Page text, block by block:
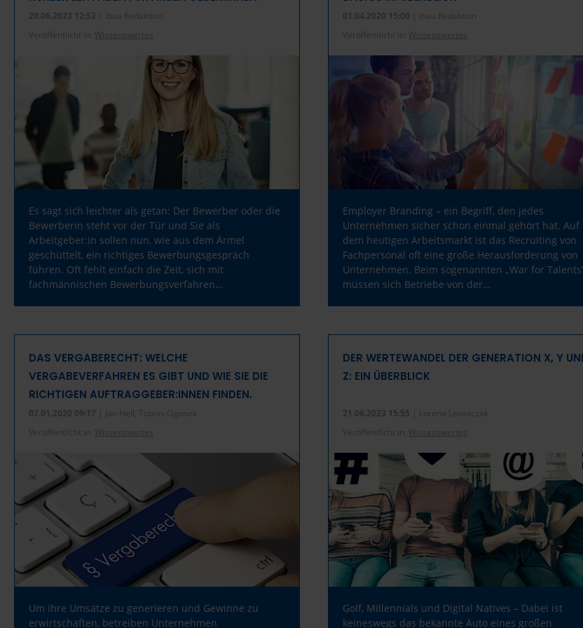
29.06.2023 12:52
| ibau Redaktion
Veröffentlicht in: Wissenswertes
Es sagt sich leichter als getan: Der Bewerber oder die
Bewerberin steht vor der Tür und Sie als
Arbeitgeber:in sollen nun, wie aus dem Ärmel
geschüttelt, ein richtiges Bewerbungsgespräch
führen. Oft fehlt einfach die Zeit, sich mit
fachmännischen Bewerbungsverfahren…
01.04.2020 15:00
| ibau Redaktion
Veröffentlicht in: Wissenswertes
Employer Branding – ein Begriff, den jedes
Unternehmen sicher schon einmal gehört hat. Auf
dem heutigen Arbeitsmarkt ist das Recruiting von
Fachpersonal oft eine große Herausforderung von
Unternehmen. Beim sogenannten „War for
müssen sich Betriebe von der…
DAS VERGABERECHT: WELCHE
VERGABEVERFAHREN ES GIBT UND WIE SIE DIE
RICHTIGEN AUFTRAGGEBER:INNEN FINDEN.
07.01.2020 09:17
| Jan Hell, Tobias Ogonek
Veröffentlicht in: Wissenswertes
Um ihre Umsätze zu generieren und Gewinne zu
erwirtschaften, betreiben Unternehmen
DER WERTEWANDEL DER GENERATION X, Y
Z: EIN ÜBERBLICK
21.06.2023 15:55
| Lorena Lawniczak
Veröffentlicht in: Wissenswertes
Golf, Millennials und Digital Natives – Dabei ist
keineswegs das bekannte Auto eines großen